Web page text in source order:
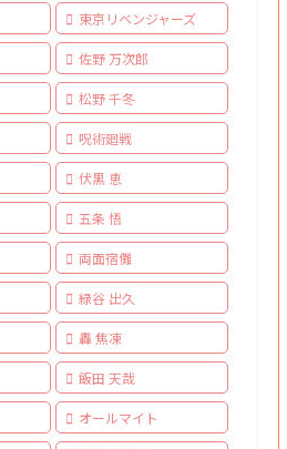
東京リベンジャーズ
佐野 万次郎
松野 千冬
呪術廻戦
伏黒 恵
五条 悟
両面宿儺
緑谷 出久
轟 焦凍
飯田 天哉
オールマイト